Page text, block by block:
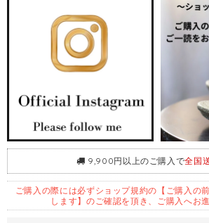
9,900円以上のご購入で全国
ご購入の際には必ずショップ規約の【ご購入の
します】のご確認を頂き、ご購入へお